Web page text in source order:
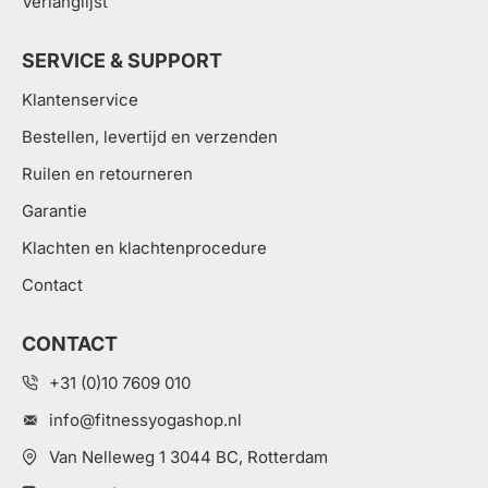
SERVICE & SUPPORT
Klantenservice
Bestellen, levertijd en verzenden
Ruilen en retourneren
Garantie
Klachten en klachtenprocedure
Contact
CONTACT
+31 (0)10 7609 010
info@fitnessyogashop.nl
Van Nelleweg 1 3044 BC, Rotterdam